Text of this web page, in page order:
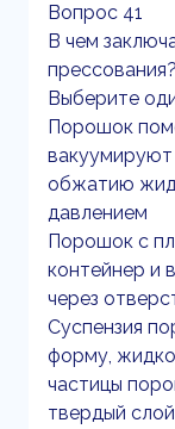
Вопрос 41
В чем
прессования?
Выберите
Порошок
обжатию
давлением
Порошок с
контейнер и
через
Суспензия
форму,
частицы
твердый слой